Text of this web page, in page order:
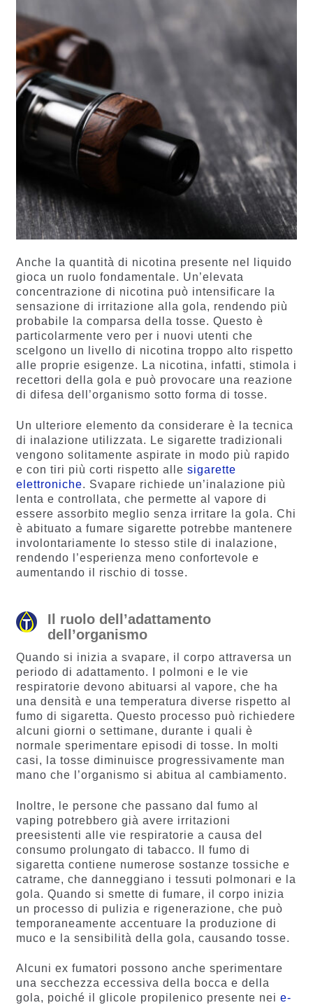
Anche la quantità di nicotina presente nel liquido
gioca un ruolo fondamentale. Un’elevata
concentrazione di nicotina può intensificare la
sensazione di irritazione alla gola, rendendo più
probabile la comparsa della tosse. Questo è
particolarmente vero per i nuovi utenti che
scelgono un livello di nicotina troppo alto rispetto
alle proprie esigenze. La nicotina, infatti, stimola i
recettori della gola e può provocare una reazione
di difesa dell’organismo sotto forma di tosse.
Un ulteriore elemento da considerare è la tecnica
di inalazione utilizzata. Le sigarette tradizionali
vengono solitamente aspirate in modo più rapido
e con tiri più corti rispetto alle sigarette
elettroniche. Svapare richiede un’inalazione più
lenta e controllata, che permette al vapore di
essere assorbito meglio senza irritare la gola. Chi
è abituato a fumare sigarette potrebbe mantenere
involontariamente lo stesso stile di inalazione,
rendendo l’esperienza meno confortevole e
aumentando il rischio di tosse.
Il ruolo dell’adattamento
dell’organismo
Quando si inizia a svapare, il corpo attraversa un
periodo di adattamento. I polmoni e le vie
respiratorie devono abituarsi al vapore, che ha
una densità e una temperatura diverse rispetto al
fumo di sigaretta. Questo processo può richiedere
alcuni giorni o settimane, durante i quali è
normale sperimentare episodi di tosse. In molti
casi, la tosse diminuisce progressivamente man
mano che l’organismo si abitua al cambiamento.
Inoltre, le persone che passano dal fumo al
vaping potrebbero già avere irritazioni
preesistenti alle vie respiratorie a causa del
consumo prolungato di tabacco. Il fumo di
sigaretta contiene numerose sostanze tossiche e
catrame, che danneggiano i tessuti polmonari e la
gola. Quando si smette di fumare, il corpo inizia
un processo di pulizia e rigenerazione, che può
temporaneamente accentuare la produzione di
muco e la sensibilità della gola, causando tosse.
Alcuni ex fumatori possono anche sperimentare
una secchezza eccessiva della bocca e della
gola, poiché il glicole propilenico presente nei e-